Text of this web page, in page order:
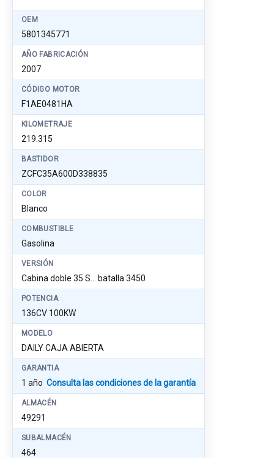
OEM
5801345771
AÑO FABRICACIÓN
2007
CÓDIGO MOTOR
F1AE0481HA
KILOMETRAJE
219.315
BASTIDOR
ZCFC35A600D338835
COLOR
Blanco
COMBUSTIBLE
Gasolina
VERSIÓN
Cabina doble 35 S... batalla 3450
POTENCIA
136CV 100KW
MODELO
DAILY CAJA ABIERTA
GARANTIA
1 año Consulta las condiciones de la garantía
ALMACÉN
49291
SUBALMACÉN
464